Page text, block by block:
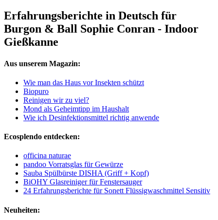
Erfahrungsberichte in Deutsch für
Burgon & Ball Sophie Conran - Indoor
Gießkanne
Aus unserem Magazin:
Wie man das Haus vor Insekten schützt
Biopuro
Reinigen wir zu viel?
Mond als Geheimtipp im Haushalt
Wie ich Desinfektionsmittel richtig anwende
Ecosplendo entdecken:
officina naturae
pandoo Vorratsglas für Gewürze
Sauba Spülbürste DISHA (Griff + Kopf)
BiOHY Glasreiniger für Fenstersauger
24 Erfahrungsberichte für Sonett Flüssigwaschmittel Sensitiv
Neuheiten: